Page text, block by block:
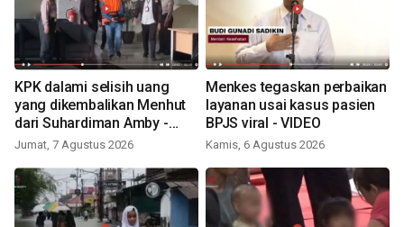
KPK dalami selisih uang
yang dikembalikan Menhut
dari Suhardiman Amby -
VIDEO
Jumat, 7 Agustus 2026
Menkes tegaskan perbaikan
layanan usai kasus pasien
BPJS viral - VIDEO
Kamis, 6 Agustus 2026